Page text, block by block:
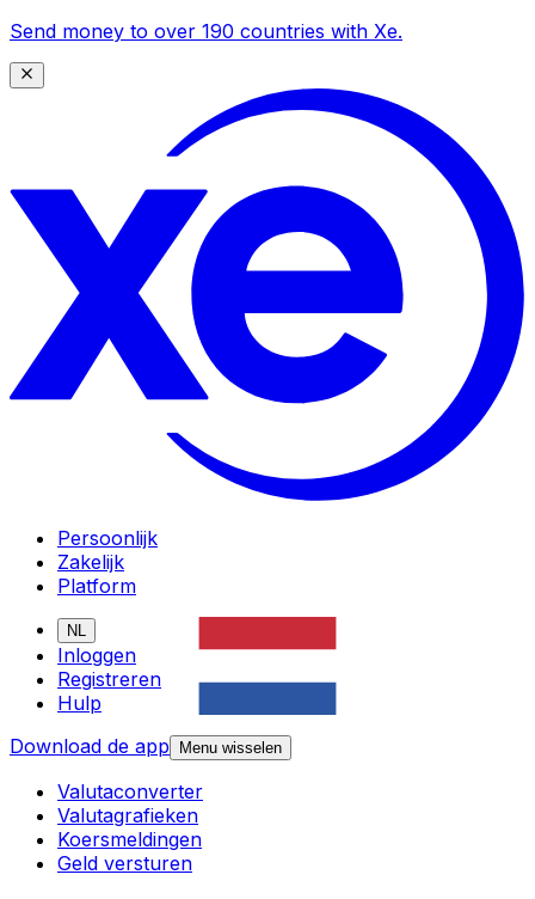
Send money to over 190 countries with Xe.
Persoonlijk
Zakelijk
Platform
NL
Inloggen
Registreren
Hulp
Download de app
Menu wisselen
Valutaconverter
Valutagrafieken
Koersmeldingen
Geld versturen